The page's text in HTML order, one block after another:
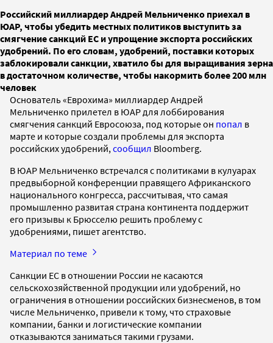
Российский миллиардер Андрей Мельниченко приехал в
ЮАР, чтобы убедить местных политиков выступить за
смягчение санкций ЕС и упрощение экспорта российских
удобрений. По его словам, удобрений, поставки которых
заблокировали санкции, хватило бы для выращивания зерна
в достаточном количестве, чтобы накормить более 200 млн
человек
Основатель «Еврохима» миллиардер Андрей
Мельниченко прилетел в ЮАР для лоббирования
смягчения санкций Евросоюза, под которые он попал в
марте и которые создали проблемы для экспорта
российских удобрений, сообщил Bloomberg.
В ЮАР Мельниченко встречался с политиками в кулуарах
предвыборной конференции правящего Африканского
национального конгресса, рассчитывая, что самая
промышленно развитая страна континента поддержит
его призывы к Брюсселю решить проблему с
удобрениями, пишет агентство.
Материал по теме
Санкции ЕС в отношении России не касаются
сельскохозяйственной продукции или удобрений, но
ограничения в отношении российских бизнесменов, в том
числе Мельниченко, привели к тому, что страховые
компании, банки и логистические компании
отказываются заниматься такими грузами.